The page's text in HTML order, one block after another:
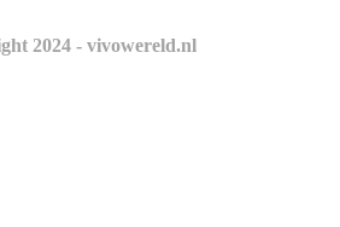
2024 - vivowereld.nl